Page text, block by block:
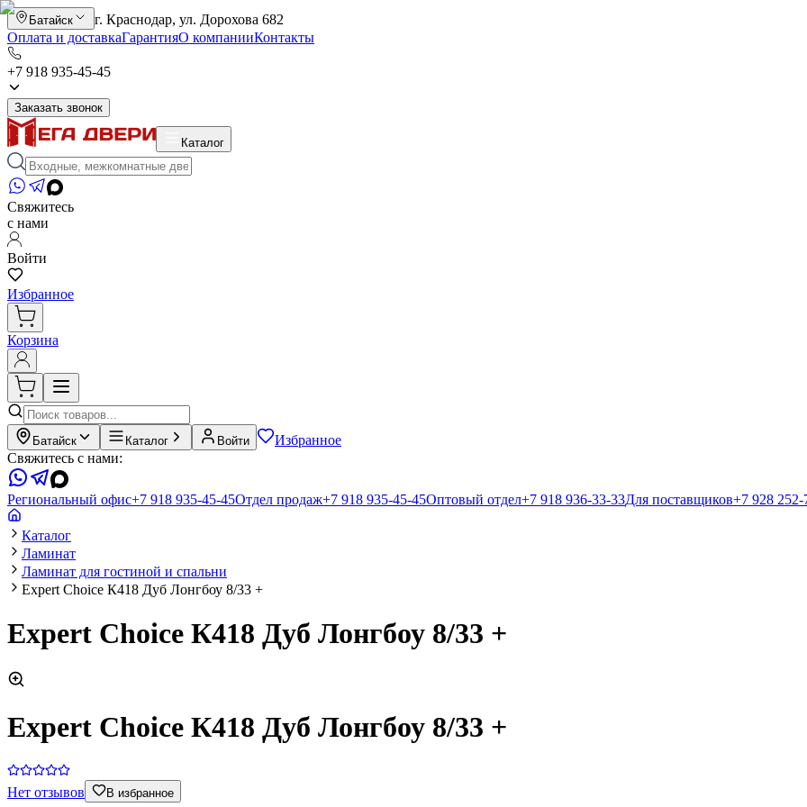
Батайск
г. Краснодар, ул. Дорохова 682
Оплата и доставкаГарантияО компанииКонтакты
+7 918 935-45-45
Заказать звонок
Каталог
Свяжитесь
с нами
Войти
Избранное
Корзина
Батайск Каталог Войти
Избранное
Свяжитесь с нами:
Региональный офис+7 918 935-45-45Отдел продаж+7 918 935-45-45Оптовый отдел+7 918 936-33-33Для поставщиков+7 928 252-
Каталог
Ламинат
Ламинат для гостиной и спальни
Expert Choice К418 Дуб Лонгбоу 8/33 +
Expert Choice К418 Дуб Лонгбоу 8/33 +
Expert Choice К418 Дуб Лонгбоу 8/33 +
Нет отзывов В избранное